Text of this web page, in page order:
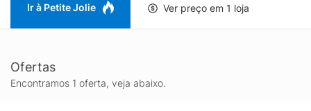
Ir à Petite Jolie Ver preço em 1 loja
Ofertas
Encontramos 1 oferta, veja abaixo.